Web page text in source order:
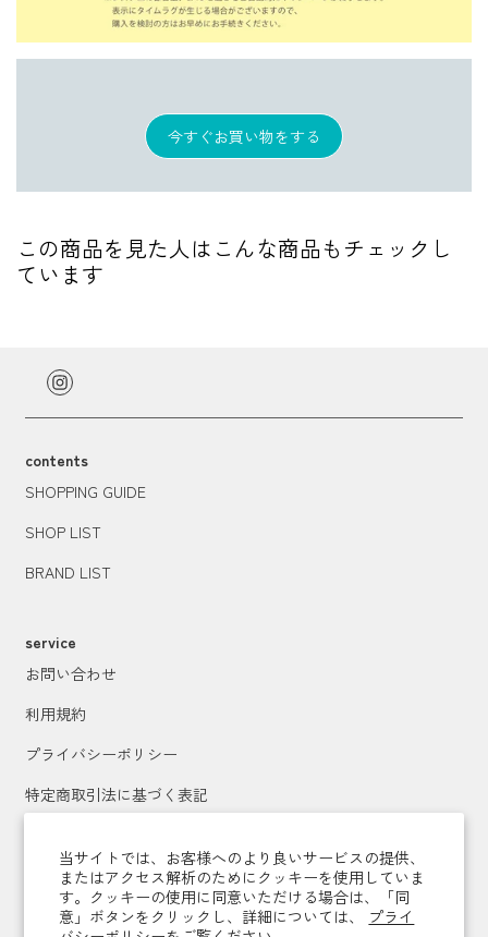
当サイトでは、お客様へのより良いサービスの提供、
またはアクセス解析のためにクッキーを使用していま
す。クッキーの使用に同意いただける場合は、「同
意」ボタンをクリックし、詳細については、 プライ
今すぐお買い物をする
この商品を見た人はこんな商品もチェックし
ています
contents
SHOPPING GUIDE
SHOP LIST
BRAND LIST
service
お問い合わせ
利用規約
プライバシーポリシー
特定商取引法に基づく表記
メールマガジン登録